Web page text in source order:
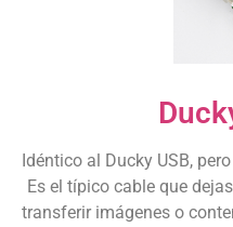
Idéntico al Ducky USB,
Es el típico cable que
transferir imágenes o